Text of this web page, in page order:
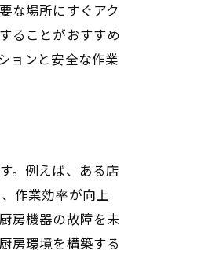
な場所にすぐアク
ることがおすすめ
ョンと安全な作業
。例えば、ある店
作業効率が向上
房機器の故障を未
房環境を構築する